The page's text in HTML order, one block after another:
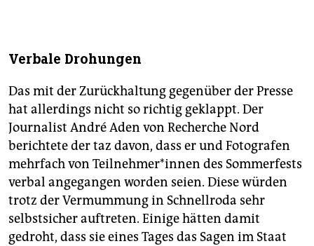
angekommen – teils bürgerlich maskiert und
der AfD fanden neurechte Positionen Niederschlag.
Einer der Schüler Armin Mohlers, Karlheinz
Weißmann, ist heute im Kuratorium der AfD-nahen
Erasmus-Stiftung. ( taz
Verbale Drohungen
Das mit der Zurückhaltung gegenüber der Presse
hat allerdings nicht so richtig geklappt. Der
Journalist André Aden von Recherche Nord
berichtete der taz davon, dass er und Fotografen
mehrfach von Teil­neh­me­r*in­nen des Sommerfests
verbal angegangen worden seien. Diese würden
trotz der Vermummung in Schnellroda sehr
selbstsicher auftreten. Einige hätten damit
gedroht, dass sie eines Tages das Sagen im Staat